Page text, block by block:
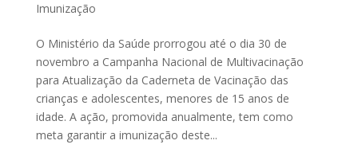
Imunização
O Ministério da Saúde prorrogou até o dia 30 de
novembro a Campanha Nacional de Multivacinação
para Atualização da Caderneta de Vacinação das
crianças e adolescentes, menores de 15 anos de
idade. A ação, promovida anualmente, tem como
meta garantir a imunização deste...